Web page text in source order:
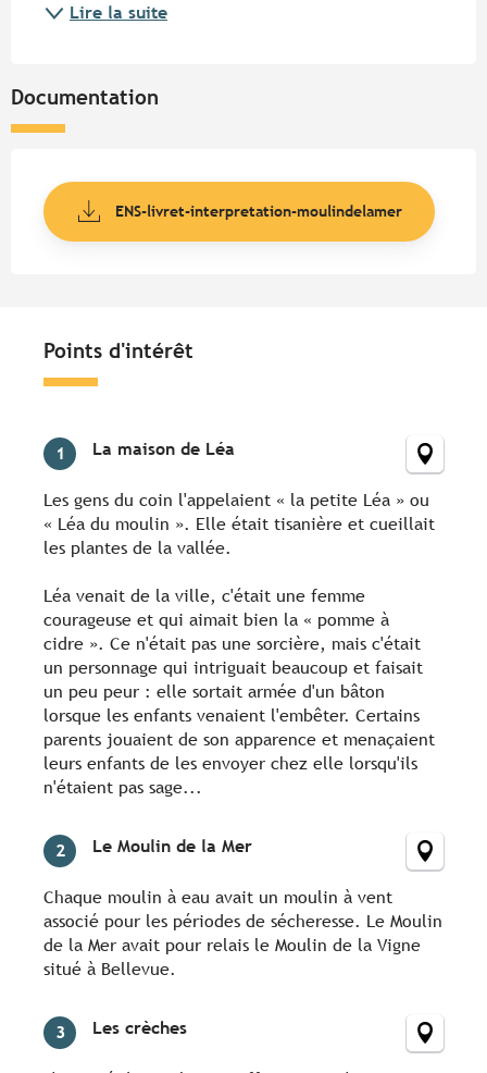
Lire la suite
Documentation
ENS-livret-interpretation-moulindelamer
Points d'intérêt
1 La maison de Léa
Les gens du coin l'appelaient « la petite Léa » ou
« Léa du moulin ». Elle était tisanière et cueillait
les plantes de la vallée.
Léa venait de la ville, c'était une femme
courageuse et qui aimait bien la « pomme à
cidre ». Ce n'était pas une sorcière, mais c'était
un personnage qui intriguait beaucoup et faisait
un peu peur : elle sortait armée d'un bâton
lorsque les enfants venaient l'embêter. Certains
parents jouaient de son apparence et menaçaient
leurs enfants de les envoyer chez elle lorsqu'ils
n'étaient pas sage...
2 Le Moulin de la Mer
Chaque moulin à eau avait un moulin à vent
associé pour les périodes de sécheresse. Le Moulin
de la Mer avait pour relais le Moulin de la Vigne
situé à Bellevue.
3 Les crèches